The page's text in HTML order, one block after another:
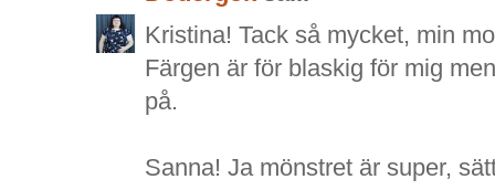
Kristina! Tack så mycket, min
Färgen är för blaskig för mig
på.
Sanna! Ja mönstret är super,